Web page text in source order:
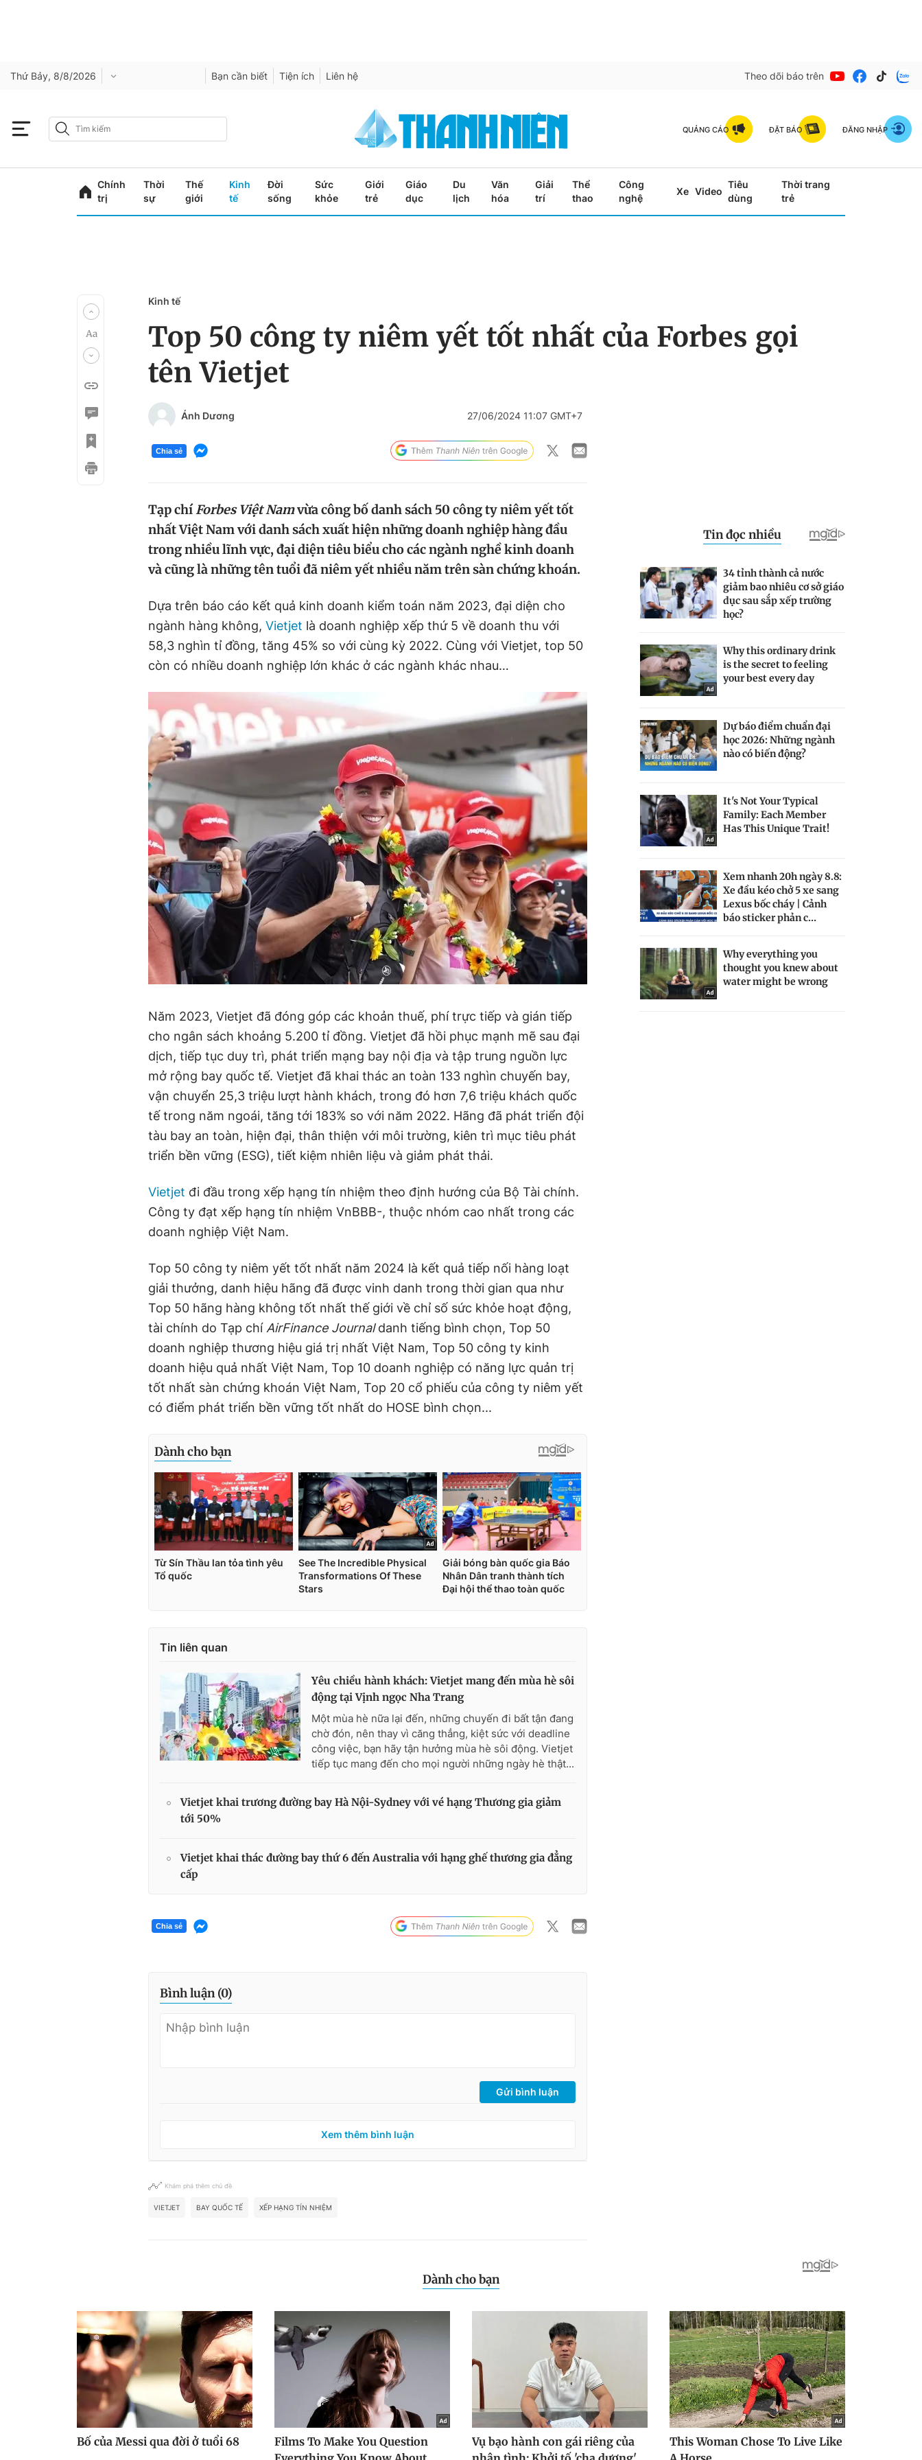
Thứ Bảy, 8/8/2026 Bạn cần biết Tiện ích Liên hệ Theo dõi báo trên
QUẢNG CÁO ĐẶT BÁO ĐĂNG NHẬP
Chính
trị
Thời
sự
Thế
giới
Kinh
tế
Đời
sống
Sức
khỏe
Giới
trẻ
Giáo
dục
Du
lịch
Văn
hóa
Giải
trí
Thể
thao
Công
nghệ
Xe Video
Tiêu
dùng
Thời trang
trẻ
Kinh tế
Top 50 công ty niêm yết tốt nhất của Forbes gọi
tên Vietjet
Ánh Dương 27/06/2024 11:07 GMT+7
Chia sẻ
Tạp chíForbes Việt Namvừa công bố danh sách 50 công ty niêm yết tốt
nhất Việt Nam với danh sách xuất hiện những doanh nghiệp hàng đầu
trong nhiều lĩnh vực, đại diện tiêu biểu cho các ngành nghề kinh doanh
và cũng là những tên tuổi đã niêm yết nhiều năm trên sàn chứng khoán.
Dựa trên báo cáo kết quả kinh doanh kiểm toán năm 2023, đại diện cho
ngành hàng không, Vietjet là doanh nghiệp xếp thứ 5 về doanh thu với
58,3 nghìn tỉ đồng, tăng 45% so với cùng kỳ 2022. Cùng với Vietjet, top 50
còn có nhiều doanh nghiệp lớn khác ở các ngành khác nhau…
Năm 2023, Vietjet đã đóng góp các khoản thuế, phí trực tiếp và gián tiếp
cho ngân sách khoảng 5.200 tỉ đồng. Vietjet đã hồi phục mạnh mẽ sau đại
dịch, tiếp tục duy trì, phát triển mạng bay nội địa và tập trung nguồn lực
mở rộng bay quốc tế. Vietjet đã khai thác an toàn 133 nghìn chuyến bay,
vận chuyển 25,3 triệu lượt hành khách, trong đó hơn 7,6 triệu khách quốc
tế trong năm ngoái, tăng tới 183% so với năm 2022. Hãng đã phát triển đội
tàu bay an toàn, hiện đại, thân thiện với môi trường, kiên trì mục tiêu phát
triển bền vững (ESG), tiết kiệm nhiên liệu và giảm phát thải.
Vietjet đi đầu trong xếp hạng tín nhiệm theo định hướng của Bộ Tài chính.
Công ty đạt xếp hạng tín nhiệm VnBBB-, thuộc nhóm cao nhất trong các
doanh nghiệp Việt Nam.
Top 50 công ty niêm yết tốt nhất năm 2024 là kết quả tiếp nối hàng loạt
giải thưởng, danh hiệu hãng đã được vinh danh trong thời gian qua như
Top 50 hãng hàng không tốt nhất thế giới về chỉ số sức khỏe hoạt động,
tài chính do Tạp chí AirFinance Journaldanh tiếng bình chọn, Top 50
doanh nghiệp thương hiệu giá trị nhất Việt Nam, Top 50 công ty kinh
doanh hiệu quả nhất Việt Nam, Top 10 doanh nghiệp có năng lực quản trị
tốt nhất sàn chứng khoán Việt Nam, Top 20 cổ phiếu của công ty niêm yết
có điểm phát triển bền vững tốt nhất do HOSE bình chọn...
Tin liên quan
Yêu chiều hành khách: Vietjet mang đến mùa hè sôi
động tại Vịnh ngọc Nha Trang
Một mùa hè nữa lại đến, những chuyến đi bất tận đang
chờ đón, nên thay vì căng thẳng, kiệt sức với deadline
công việc, bạn hãy tận hưởng mùa hè sôi động. Vietjet
tiếp tục mang đến cho mọi người những ngày hè thật...
Vietjet khai trương đường bay Hà Nội-Sydney với vé hạng Thương gia giảm
tới 50%
Vietjet khai thác đường bay thứ 6 đến Australia với hạng ghế thương gia đẳng
cấp
Chia sẻ
Bình luận (0)
Gửi bình luận
Xem thêm bình luận
Khám phá thêm chủ đề
VIETJET BAY QUỐC TẾ XẾP HẠNG TÍN NHIỆM